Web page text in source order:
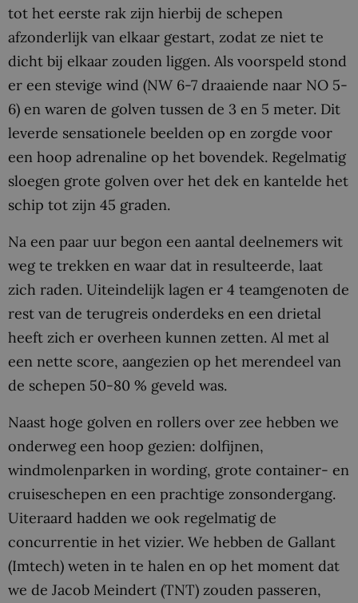
tot het eerste rak zijn hierbij de schepen
afzonderlijk van elkaar gestart, zodat ze niet te
dicht bij elkaar zouden liggen. Als voorspeld stond
er een stevige wind (NW 6-7 draaiende naar NO 5-
6) en waren de golven tussen de 3 en 5 meter. Dit
leverde sensationele beelden op en zorgde voor
een hoop adrenaline op het bovendek. Regelmatig
sloegen grote golven over het dek en kantelde het
schip tot zijn 45 graden.
Na een paar uur begon een aantal deelnemers wit
weg te trekken en waar dat in resulteerde, laat
zich raden. Uiteindelijk lagen er 4 teamgenoten de
rest van de terugreis onderdeks en een drietal
heeft zich er overheen kunnen zetten. Al met al
een nette score, aangezien op het merendeel van
de schepen 50-80 % geveld was.
Naast hoge golven en rollers over zee hebben we
onderweg een hoop gezien: dolfijnen,
windmolenparken in wording, grote container- en
cruiseschepen en een prachtige zonsondergang.
Uiteraard hadden we ook regelmatig de
concurrentie in het vizier. We hebben de Gallant
(Imtech) weten in te halen en op het moment dat
we de Jacob Meindert (TNT) zouden passeren,